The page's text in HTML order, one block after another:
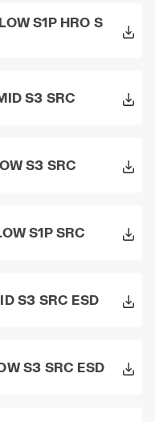
S1P HRO S
S3 SRC
S3 SRC
S1P SRC
S3 SRC ESD
S3 SRC ESD